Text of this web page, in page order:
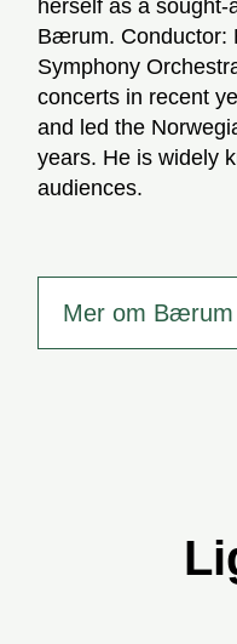
herself as a
Bærum. Conductor:
Symphony
concerts in recent
and led the
years. He is widely
audiences.
Mer om Bærum